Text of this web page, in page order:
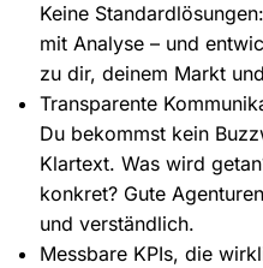
Keine
mit Analyse – und
zu dir, deinem Markt
Transparente
Du bekommst kein
Klartext. Was wird
konkret? Gute
und verständlich.
Messbare KPIs, die